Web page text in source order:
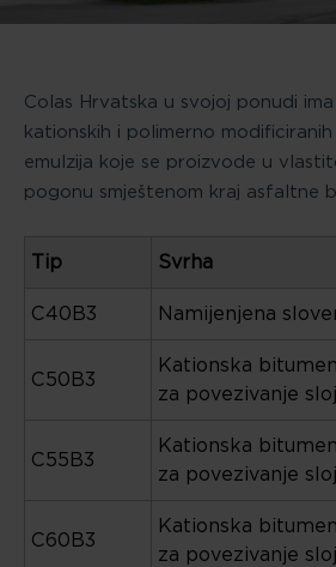
Colas Hrvatska u svojoj ponudi
kationskih i polimerno
emulzija koje se proizvode u
pogonu smještenom kraj asfaltne
Tip Svrha
C40B3 Namijenjena
C50B3
Kationska
za povezivanje
C55B3
Kationska
za povezivanje
C60B3
Kationska
za povezivanje